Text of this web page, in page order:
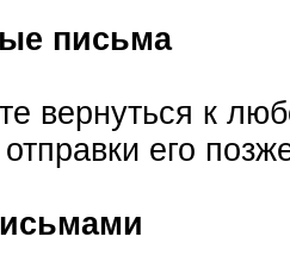
письма
вернуться к
его